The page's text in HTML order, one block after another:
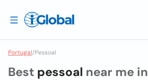
Portugal/Pessoal
Best pessoal near me in